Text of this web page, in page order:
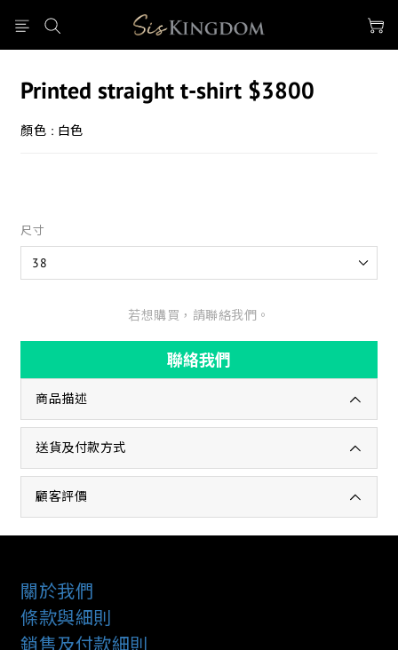
Printed straight t-shirt $3800
顏色 : 白色
尺寸
若想購買，請聯絡我們。
聯絡我們
商品描述
送貨及付款方式
顧客評價
關於我們
條款與細則
銷售及付款細則